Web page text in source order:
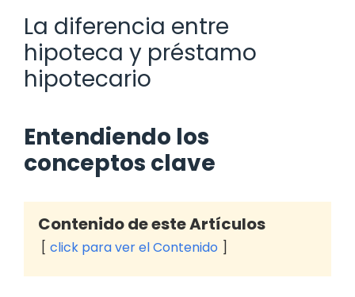
La diferencia entre
hipoteca y préstamo
hipotecario
Entendiendo los
conceptos clave
Contenido de este Artículos
click para ver el Contenido